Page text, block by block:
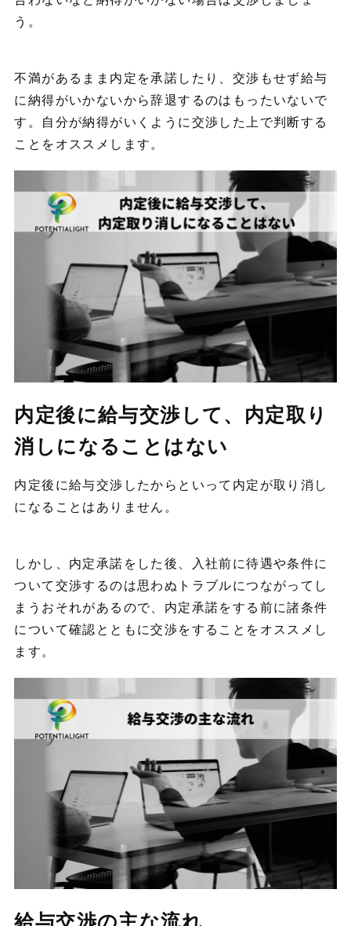
う。
不満があるまま内定を承諾したり、交渉もせず給与
に納得がいかないから辞退するのはもったいないで
す。自分が納得がいくように交渉した上で判断する
ことをオススメします。
内定後に給与交渉して、内定取り
消しになることはない
内定後に給与交渉したからといって内定が取り消し
になることはありません。
しかし、内定承諾をした後、入社前に待遇や条件に
ついて交渉するのは思わぬトラブルにつながってし
まうおそれがあるので、内定承諾をする前に諸条件
について確認とともに交渉をすることをオススメし
ます。
給与交渉の主な流れ